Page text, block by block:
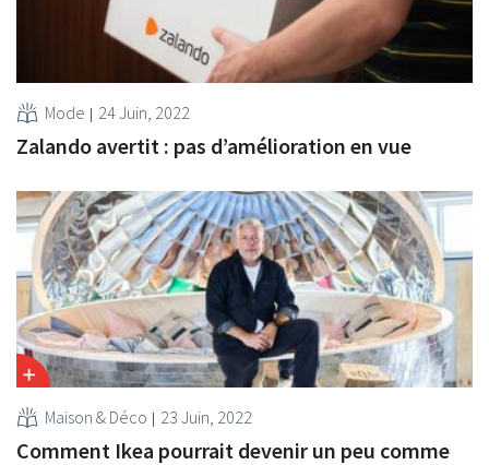
Mode 24 Juin, 2022
Zalando avertit : pas d’amélioration en vue
Maison & Déco 23 Juin, 2022
Comment Ikea pourrait devenir un peu comme